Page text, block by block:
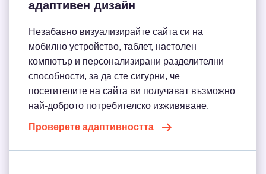
адаптивен дизайн
Незабавно визуализирайте сайта си на
мобилно устройство, таблет, настолен
компютър и персонализирани разделителни
способности, за да сте сигурни, че
посетителите на сайта ви получават възможно
най-доброто потребителско изживяване.
Проверете адаптивността